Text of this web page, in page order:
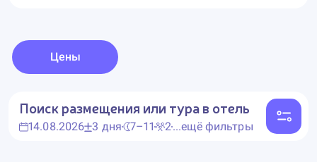
Цены
Поиск размещения или тура в отель
14.08.2026 3 дня 7–11 2...ещё фильтры